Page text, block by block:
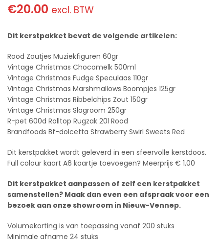
€20.00 excl. BTW
Dit kerstpakket bevat de volgende artikelen:
Rood Zoutjes Muziekfiguren 60gr
Vintage Christmas Chocomelk 500ml
Vintage Christmas Fudge Speculaas 110gr
Vintage Christmas Marshmallows Boompjes 125gr
Vintage Christmas Ribbelchips Zout 150gr
Vintage Christmas Slagroom 250gr
R-pet 600d Rolltop Rugzak 20l Rood
Brandfoods Bf-dolcetta Strawberry Swirl Sweets Red
Dit kerstpakket wordt geleverd in een sfeervolle kerstdoos.
Full colour kaart A6 kaartje toevoegen? Meerprijs € 1,00
Dit kerstpakket aanpassen of zelf een kerstpakket
samenstellen? Maak dan even een afspraak voor een
bezoek aan onze showroom in Nieuw-Vennep.
Volumekorting is van toepassing vanaf 200 stuks
Minimale afname 24 stuks